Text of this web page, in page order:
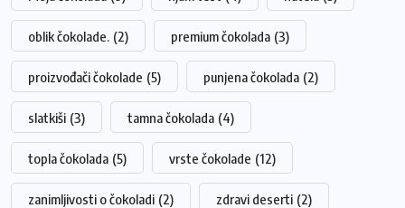
oblik čokolade. (2) premium čokolada (3)
proizvođači čokolade (5) punjena čokolada (2)
slatkiši (3) tamna čokolada (4)
topla čokolada (5) vrste čokolade (12)
zanimljivosti o čokoladi (2) zdravi deserti (2)